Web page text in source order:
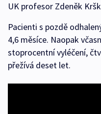
UK profesor Zdeněk
Pacienti s pozdě
4,6 měsíce. Naopak
stoprocentní vyléčení,
přežívá deset let.